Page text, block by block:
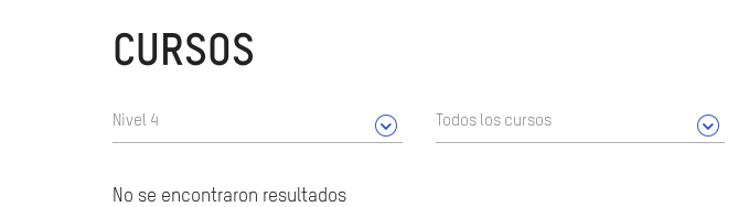
CURSOS
Nivel 4 Todos los cursos
No se encontraron resultados